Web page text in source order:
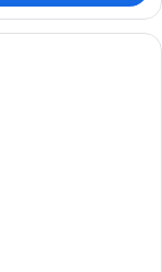
hotel con una cama